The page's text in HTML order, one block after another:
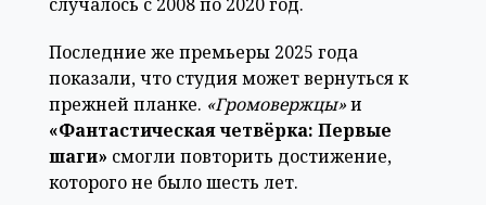
Последние же премьеры 2025 года
показали, что студия может вернуться к
прежней планке. «Громовержцы»и
«Фантастическая четвёрка: Первые
шаги» смогли повторить достижение,
которого не было шесть лет.